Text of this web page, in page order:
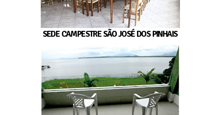
SEDE CAMPESTRE SÃO JOSÉ DOS PINHAIS